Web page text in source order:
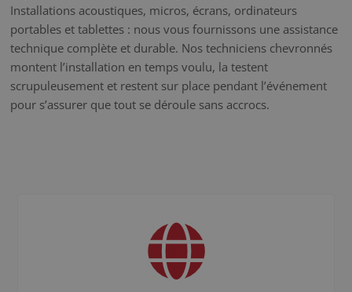
Installations acoustiques, micros, écrans, ordinateurs
portables et tablettes : nous vous fournissons une assistance
technique complète et durable. Nos techniciens chevronnés
montent l’installation en temps voulu, la testent
scrupuleusement et restent sur place pendant l’événement
pour s’assurer que tout se déroule sans accrocs.